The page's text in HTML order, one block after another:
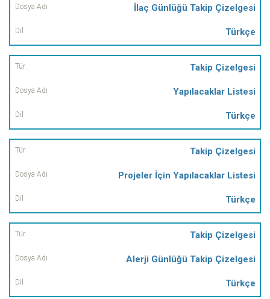
Dosya
Dil
İlaç Günlüğü Takip Çizelgesi
Türkçe
Takip Çizelgesi
Yapılacaklar Listesi
Türkçe
Takip Çizelgesi
Projeler İçin Yapılacaklar Listesi
Türkçe
Takip Çizelgesi
Alerji Günlüğü Takip Çizelgesi
Türkçe